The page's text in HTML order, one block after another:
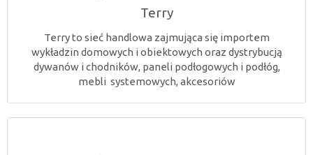
Terry
Terry to sieć handlowa zajmująca się importem
wykładzin domowych i obiektowych oraz dystrybucją
dywanów i chodników, paneli podłogowych i podłóg,
mebli systemowych, akcesoriów